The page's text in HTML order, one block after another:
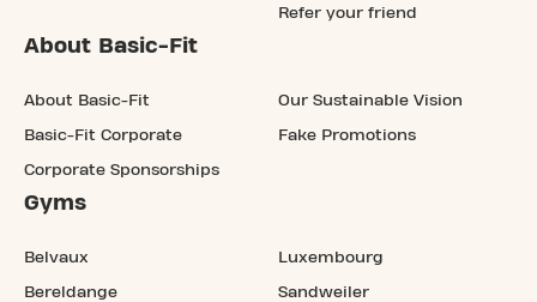
Refer your friend
About Basic-Fit
About Basic-Fit
Basic-Fit Corporate
Corporate Sponsorships
Our Sustainable Vision
Fake Promotions
Gyms
Belvaux
Bereldange
Luxembourg
Sandweiler